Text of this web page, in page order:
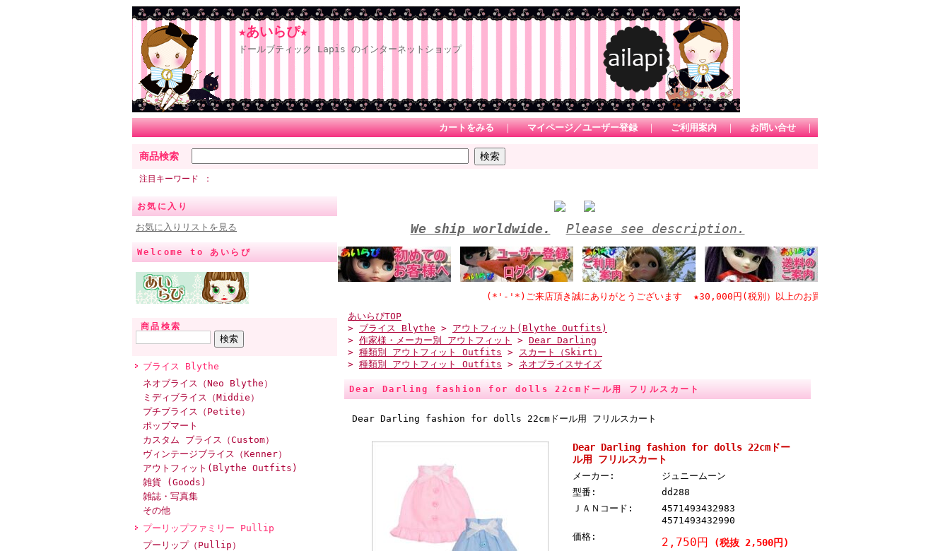
★あいらぴ★
ドールブティック Lapis のインターネットショップ
カートをみる ｜ マイページ／ユーザー登録 ｜ ご利用案内 ｜ お問い合せ ｜
商品検索
注目キーワード
お気に入り
お気に入りリストを見る
Welcome to あいらぴ
商品検索
ブライス Blythe
ネオブライス（Neo Blythe）
ミディブライス（Middie）
プチブライス（Petite）
ポップマート
カスタム ブライス（Custom）
ヴィンテージブライス（Kenner）
アウトフィット(Blythe Outfits)
雑貨 (Goods)
雑誌・写真集
その他
プーリップファミリー Pullip
プーリップ（Pullip）
We ship worldwide. Please see description.
(*'-'*)ご来店頂き誠にありがとうございます ★30,000円(税別）以上のお買い物で日本国内送料無料 *1カートにて
あいらぴTOP
> ブライス Blythe > アウトフィット(Blythe Outfits)
> 作家様・メーカー別 アウトフィット > Dear Darling
> 種類別 アウトフィット Outfits > スカート（Skirt）
> 種類別 アウトフィット Outfits > ネオブライスサイズ
Dear Darling fashion for dolls 22cmドール用 フリルスカート
Dear Darling fashion for dolls 22cmドール用 フリルスカート
Dear Darling fashion for dolls 22cmドー
ル用 フリルスカート
メーカー:
ジュニームーン
型番:
dd288
ＪＡＮコード:
4571493432983
4571493432990
価格:
2,750円 (税抜 2,500円)